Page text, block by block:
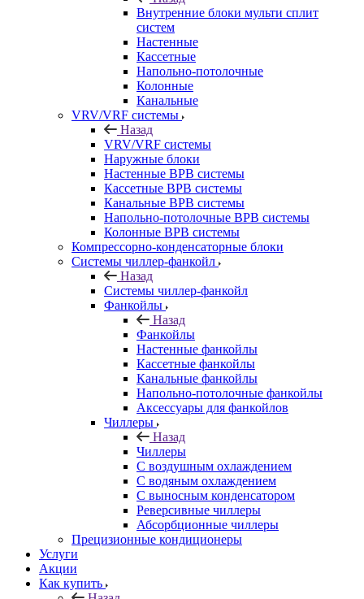
Внутренние блоки мульти сплит
систем
Настенные
Кассетные
Напольно-потолочные
Колонные
Канальные
VRV/VRF системы
Назад
VRV/VRF системы
Наружные блоки
Настенные ВРВ системы
Кассетные ВРВ системы
Канальные ВРВ системы
Напольно-потолочные ВРВ системы
Колонные ВРВ системы
Компрессорно-конденсаторные блоки
Системы чиллер-фанкойл
Назад
Системы чиллер-фанкойл
Фанкойлы
Назад
Фанкойлы
Настенные фанкойлы
Кассетные фанкойлы
Канальные фанкойлы
Напольно-потолочные фанкойлы
Аксессуары для фанкойлов
Чиллеры
Назад
Чиллеры
С воздушным охлаждением
С водяным охлаждением
С выносным конденсатором
Реверсивные чиллеры
Абсорбционные чиллеры
Прецизионные кондиционеры
Услуги
Акции
Как купить